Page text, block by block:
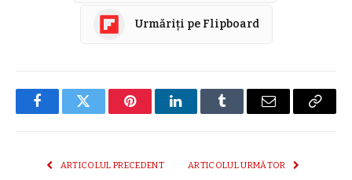
Urmăriți pe Flipboard
FacebookTwitter PinterestLinkedInTumblr E-
ARTICOLUL PRECEDENT ARTICOLUL URMĂTOR